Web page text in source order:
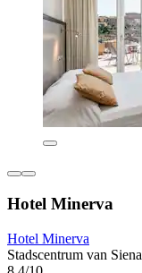
Hotel Minerva
Hotel Minerva
Stadscentrum van Siena